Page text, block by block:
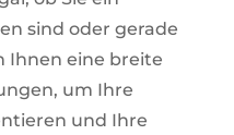
sind oder gerade
Ihnen eine breite
um Ihre
und Ihre